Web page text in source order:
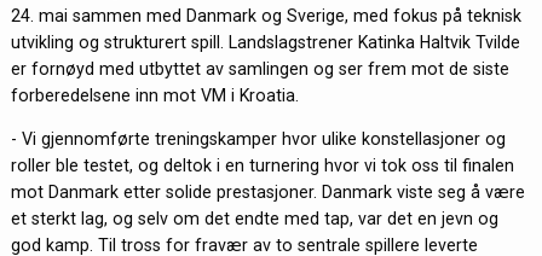
24. mai sammen med Danmark og Sverige, med fokus på teknisk
utvikling og strukturert spill. Landslagstrener Katinka Haltvik Tvilde
er fornøyd med utbyttet av samlingen og ser frem mot de siste
forberedelsene inn mot VM i Kroatia.
- Vi gjennomførte treningskamper hvor ulike konstellasjoner og
roller ble testet, og deltok i en turnering hvor vi tok oss til finalen
mot Danmark etter solide prestasjoner. Danmark viste seg å være
et sterkt lag, og selv om det endte med tap, var det en jevn og
god kamp. Til tross for fravær av to sentrale spillere leverte